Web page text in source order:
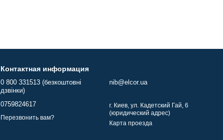
Контактная информация
0 800 331513 (безкоштовні
дзвінки)
0759824617
Перезвонить вам?
nib@elcor.ua
г. Киев, ул. Кадетский Гай, 6
(юридический адрес)
Карта проезда